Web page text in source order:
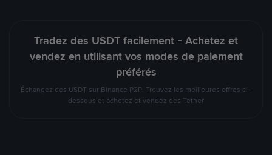
Tradez des USDT facilement - Achetez et
vendez en utilisant vos modes de paiement
préférés
Échangez des USDT sur Binance P2P. Trouvez les meilleures offres ci-
dessous et achetez et vendez des Tether